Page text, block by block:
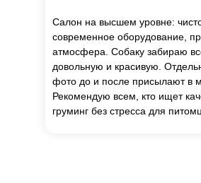
Салон на высшем уровне:
современное оборудование,
атмосфера. Собаку забираю
довольную и красивую.
фото до и после присылают в
Рекомендую всем, кто ищет
груминг без стресса для